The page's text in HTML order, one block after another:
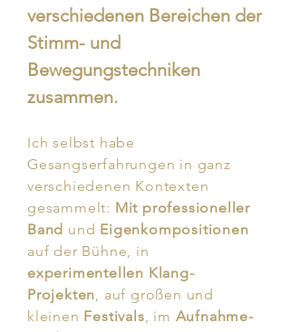
verschiedenen Bereichen der
Stimm- und
Bewegungstechniken
zusammen.
Ich selbst habe
Gesangserfahrungen in ganz
verschiedenen Kontexten
gesammelt: Mit professioneller
Band und Eigenkompositionen
auf der Bühne, in
experimentellen Klang-
Projekten, auf großen und
kleinen Festivals, im Aufnahme-